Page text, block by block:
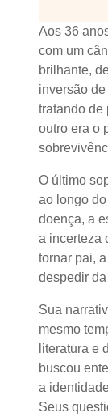
Aos 36
com um
brilhante,
inversão
tratando de
outro era o
O último
ao longo
doença, a
a incerteza
tornar pai,
despedir
Sua
mesmo
literatura e
buscou
a
Seus